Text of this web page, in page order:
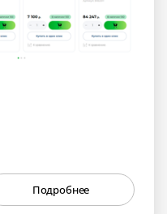
Подробнее